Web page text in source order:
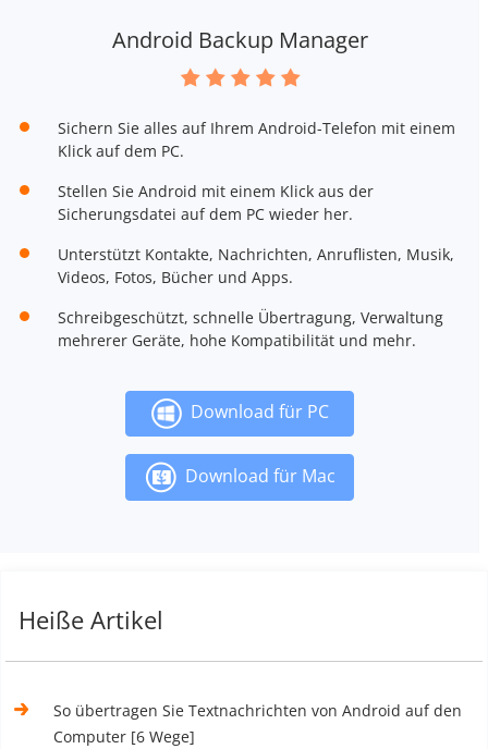
Android Backup Manager
Sichern Sie alles auf Ihrem Android-Telefon mit einem
Klick auf dem PC.
Stellen Sie Android mit einem Klick aus der
Sicherungsdatei auf dem PC wieder her.
Unterstützt Kontakte, Nachrichten, Anruflisten, Musik,
Videos, Fotos, Bücher und Apps.
Schreibgeschützt, schnelle Übertragung, Verwaltung
mehrerer Geräte, hohe Kompatibilität und mehr.
Download für PC
Download für Mac
Heiße Artikel
So übertragen Sie Textnachrichten von Android auf den
Computer [6 Wege]